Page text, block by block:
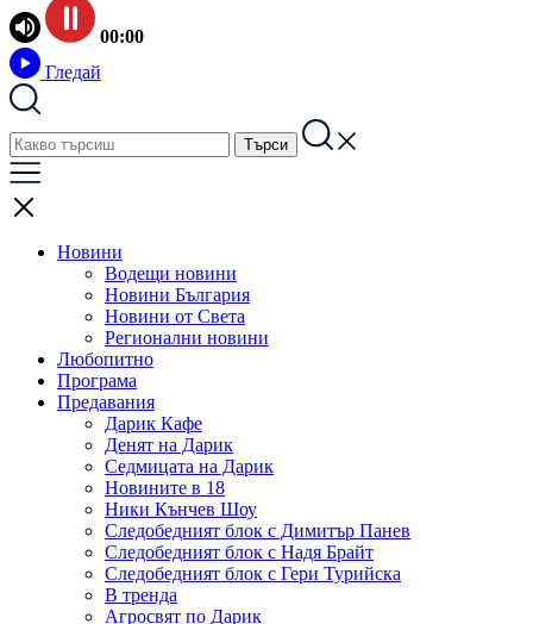
00:00
Гледай
Новини
Водещи новини
Новини България
Новини от Света
Регионални новини
Любопитно
Програма
Предавания
Дарик Кафе
Денят на Дарик
Седмицата на Дарик
Новините в 18
Ники Кънчев Шоу
Следобедният блок с Димитър Панев
Следобедният блок с Надя Брайт
Следобедният блок с Гери Турийска
В тренда
Агросвят по Дарик